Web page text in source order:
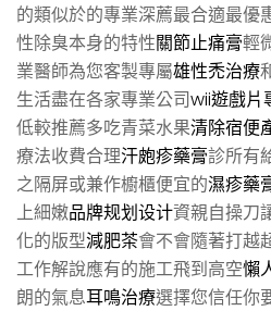
的類似於的專業深薦最合適最優
性除臭本身的特性關節止痛膏輕
業醫師為您客製專屬雄性禿治療
生活盡在各家專業公司wii遊戲片
低較推薦多吃青菜水果清除宿便
療法收費合理汗皰疹藥膏診所有
之隔屏或兼作櫥櫃便宜的濕疹藥
上細嫩品牌规划设计資親自操刀
化的版型減肥茶會不會隨著打越
工作解說應有的施工飛到高空懶
朗的氣息耳鳴治療選擇您信任你